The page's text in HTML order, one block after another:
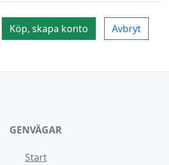
Köp, skapa konto Avbryt
GENVÄGAR
Start